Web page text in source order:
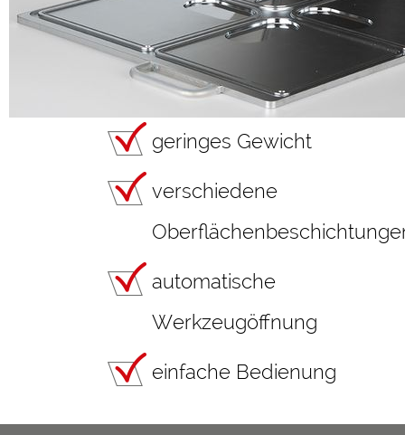
geringes Gewicht
verschiedene
automatische
Werkzeugöffnung
einfache Bedienung